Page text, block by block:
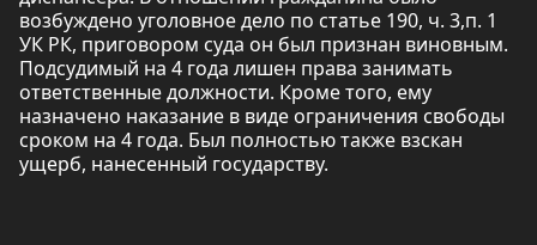
возбуждено уголовное дело по статье 190, ч. 3,п. 1
УК РК, приговором суда он был признан виновным.
Подсудимый на 4 года лишен права занимать
ответственные должности. Кроме того, ему
назначено наказание в виде ограничения свободы
сроком на 4 года. Был полностью также взскан
ущерб, нанесенный государству.